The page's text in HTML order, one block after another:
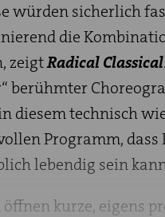
würden sicherlich
die
zeigtRadical Classical
berühmter
diesem technisch
Programm,
lebendig sein
kurze, eigens